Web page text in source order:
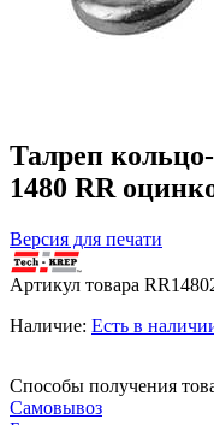
Талреп
1480 RR
Версия для печати
Артикул товара
Наличие: Есть в
Способы получения
Самовывоз